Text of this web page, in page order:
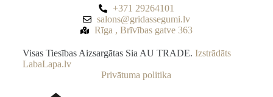
+371 29264101
salons@gridassegumi.lv
Rīga , Brīvības gatve 363
Visas Tiesības Aizsargātas Sia AU TRADE. Izstrādāts
LabaLapa.lv
Privātuma politika